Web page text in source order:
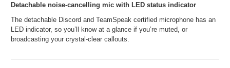
Detachable noise-cancelling mic with LED status indicator
The detachable Discord and TeamSpeak certified microphone has an
LED indicator, so you’ll know at a glance if you’re muted, or
broadcasting your crystal-clear callouts.